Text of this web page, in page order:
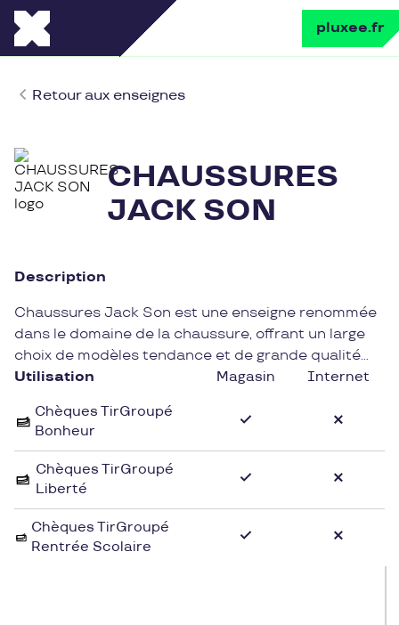
pluxee.fr
Retour aux enseignes
CHAUSSURES
JACK SON
Description
Chaussures Jack Son est une enseigne renommée
dans le domaine de la chaussure, offrant un large
choix de modèles tendance et de grande qualité
pour toute la famille. Spécialisée dans le commerce
Jack Son s'engage à satisfaire ses clients en
personnalisés.
Pour profiter de l'expérience shopping chez
Chaussures Jack Son, il est possible d'utiliser les
chèques cadeaux Pluxee Cadeaux pour régler vos
Utilisation Magasin Internet
Chèques TirGroupé
Bonheur
Chèques TirGroupé
Liberté
Chèques TirGroupé
Rentrée Scolaire